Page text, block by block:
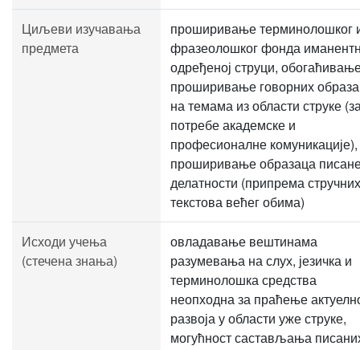
Циљеви изучавања
предмета
проширивање терминолошког
фразеолошког фонда
одређеној струци,
проширивање говорних
на темама из области струке
потребе академске и
професионалне комуникације),
проширивање образаца
делатности (припрема стручних
текстова већег обима)
Исходи учења
(стечена знања)
овладавање вештинама
разумевања на слух, језичка и
терминолошка средства
неопходна за праћење
развоја у области уже струке,
могућност састављања